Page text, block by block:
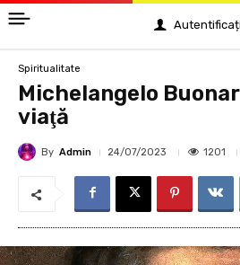
Spiritualitate
Michelangelo
viaţă
By Admin 24/07/2023 1201